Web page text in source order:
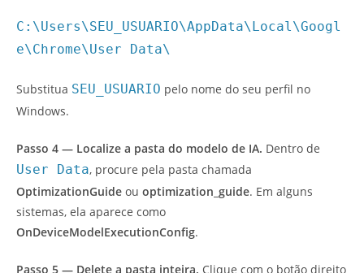
C:\Users\SEU_USUARIO\AppData\Local\Googl
e\Chrome\User Data\
Substitua SEU_USUARIO pelo nome do seu perfil no
Windows.
Passo 4 — Localize a pasta do modelo de IA. Dentro de
User Data, procure pela pasta chamada
OptimizationGuide ou optimization_guide. Em alguns
sistemas, ela aparece como
OnDeviceModelExecutionConfig.
Passo 5 — Delete a pasta inteira. Clique com o botão direito